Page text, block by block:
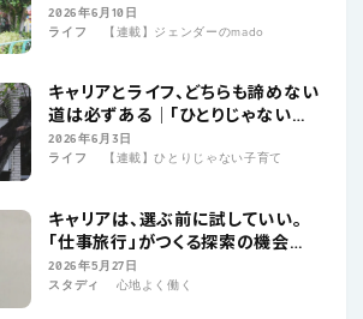
プロジェクト・山本蓮さん｜連載
「ジェンダーのmado」
2026年6月10日
ライフ
【連載】ジェンダーのmado
キャリアとライフ、どちらも諦めない
道は必ずある│「ひとりじゃない子
育て」Vol.2 上原達也さん（XTalent
株式会社代表）
2026年6月3日
ライフ
【連載】ひとりじゃない子育て
キャリアは、選ぶ前に試していい。
「仕事旅行」がつくる探索の機会｜
仕事旅行社・田中翼さん
2026年5月27日
スタディ
心地よく働く